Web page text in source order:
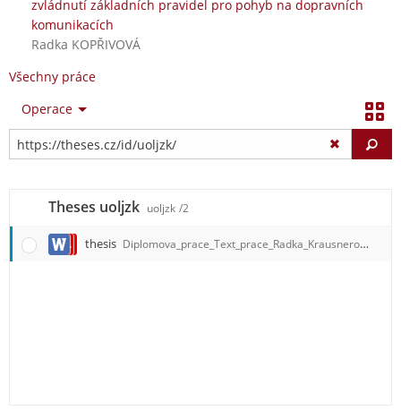
zvládnutí základních pravidel pro pohyb na dopravních
komunikacích
Radka KOPŘIVOVÁ
Všechny práce
Operace
Theses uoljzk uoljzk /2
thesis Diplomova_prace_Text_prace_Radka_Krausnerova.docx